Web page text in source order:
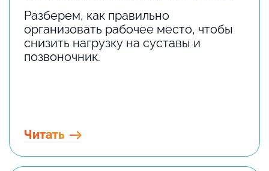
Разберем, как правильно
организовать рабочее место, чтобы
снизить нагрузку на суставы и
позвоночник.
Читать